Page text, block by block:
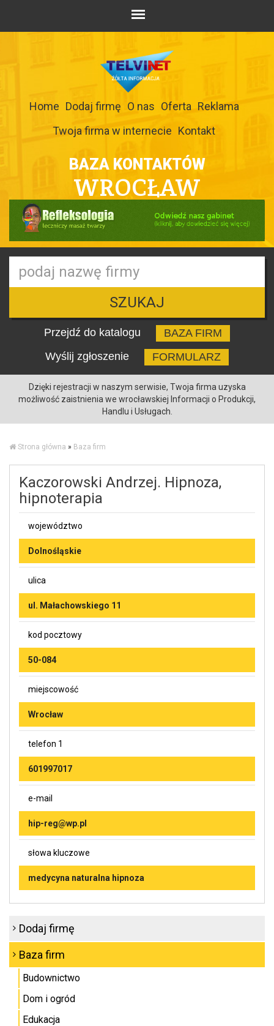
Home Dodaj firmę O nas Oferta Reklama
Twoja firma w internecie Kontakt
BAZA KONTAKTÓW
WROCŁAW
SZUKAJ
Przejdź do katalogu
BAZA FIRM
Wyślij zgłoszenie
FORMULARZ
Dzięki rejestracji w naszym serwisie, Twoja firma uzyska
możliwość zaistnienia we wrocławskiej Informacji o Produkcji,
Handlu i Usługach.
Strona główna » Baza firm
Kaczorowski Andrzej. Hipnoza,
hipnoterapia
województwo
Dolnośląskie
ulica
ul. Małachowskiego 11
kod pocztowy
50-084
miejscowość
Wrocław
telefon 1
601997017
e-mail
hip-reg@wp.pl
słowa kluczowe
medycyna naturalna hipnoza
Dodaj firmę
Baza firm
Budownictwo
Dom i ogród
Edukacja